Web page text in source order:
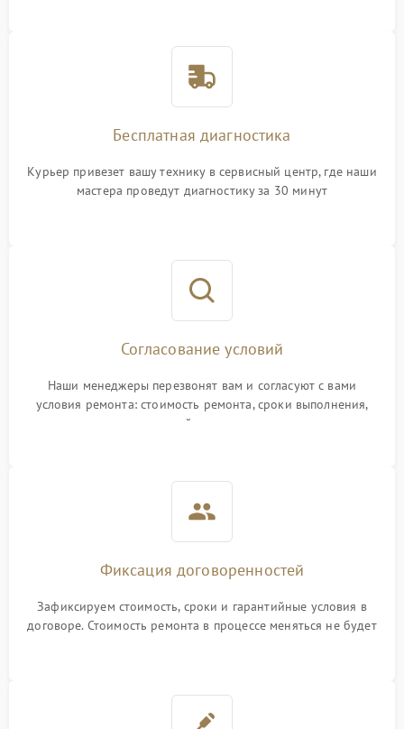
Бесплатная диагностика
Курьер привезет вашу технику в сервисный центр, где наши
мастера проведут диагностику за 30 минут
Согласование условий
Наши менеджеры перезвонят вам и согласуют с вами
условия ремонта: стоимость ремонта, сроки выполнения,
гарантийные условия
Фиксация договоренностей
Зафиксируем стоимость, сроки и гарантийные условия в
договоре. Стоимость ремонта в процессе меняться не будет